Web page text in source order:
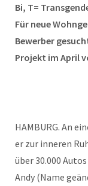
Bi, T=
Für neue
Bewerber
Projekt im April
HAMBURG. An
er zur inneren
über 30.000
Andy (Name